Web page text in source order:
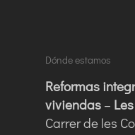
Dónde estamos
Reformas
viviendas –
Carrer de les